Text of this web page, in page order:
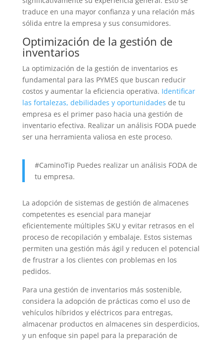
traduce en una mayor confianza y una relación más
sólida entre la empresa y sus consumidores.
Optimización de la gestión de
inventarios
La optimización de la gestión de inventarios es
fundamental para las PYMES que buscan reducir
costos y aumentar la eficiencia operativa. Identificar
las fortalezas, debilidades y oportunidades de tu
empresa es el primer paso hacia una gestión de
inventario efectiva. Realizar un análisis FODA puede
ser una herramienta valiosa en este proceso.
#CaminoTip Puedes realizar un análisis FODA de
tu empresa.
La adopción de sistemas de gestión de almacenes
competentes es esencial para manejar
eficientemente múltiples SKU y evitar retrasos en el
proceso de recopilación y embalaje. Estos sistemas
permiten una gestión más ágil y reducen el potencial
de frustrar a los clientes con problemas en los
pedidos.
Para una gestión de inventarios más sostenible,
considera la adopción de prácticas como el uso de
vehículos híbridos y eléctricos para entregas,
almacenar productos en almacenes sin desperdicios,
y un enfoque sin papel para la preparación de